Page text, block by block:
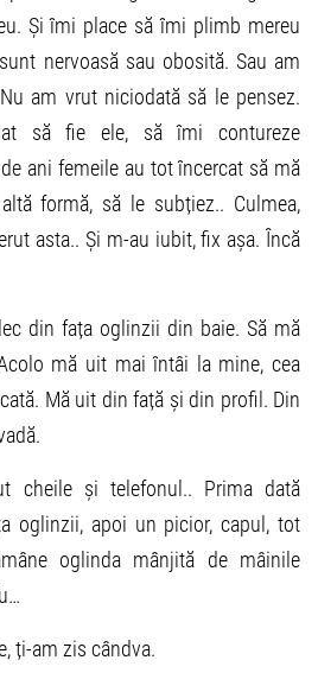
Și îmi place să îmi plimb mereu
nervoasă sau obosită. Sau am
am vrut niciodată să le pensez.
să fie ele, să îmi contureze
ani femeile au tot încercat să mă
formă, să le subțiez.. Culmea,
asta.. Și m-au iubit, fix așa. Încă
din fața oglinzii din baie. Să mă
mă uit mai întâi la mine, cea
Mă uit din față și din profil. Din
cheile și telefonul.. Prima dată
oglinzii, apoi un picior, capul, tot
oglinda mânjită de mâinile
ți-am zis cândva.